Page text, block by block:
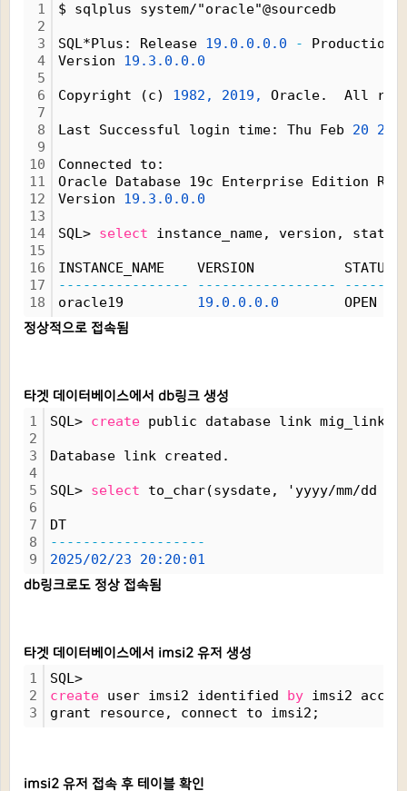
1
2
3
4
5
6
7
8
9
10
11
12
13
14
15
16
17
18
$ sqlplus system/"oracle"@sourcedb
SQL*Plus: Release 19.0.0.0.0 - Production
Version 19.3.0.0.0
Copyright (c) 1982, 2019, Oracle.  All
Last Successful login time: Thu Feb 20
Connected to:
Oracle Database 19c Enterprise Edition
Version 19.3.0.0.0
SQL> select instance_name, version,
INSTANCE_NAME    VERSION           STATUS
----------------
-----------------
oracle19 19.0.0.0.0 OPEN
정상적으로 접속됨
타겟 데이터베이스에서 db링크 생성
1
2
3
4
5
6
7
8
9
SQL> create public database link mig_link
Database link created.
SQL> select to_char(sysdate, 'yyyy/mm/dd
DT
-------------------
2025/02/23
20:20:01
db링크로도 정상 접속됨
타겟 데이터베이스에서 imsi2 유저 생성
1
2
3
SQL>
create user imsi2 identified by imsi2
grant resource, connect to imsi2;
imsi2 유저 접속 후 테이블 확인